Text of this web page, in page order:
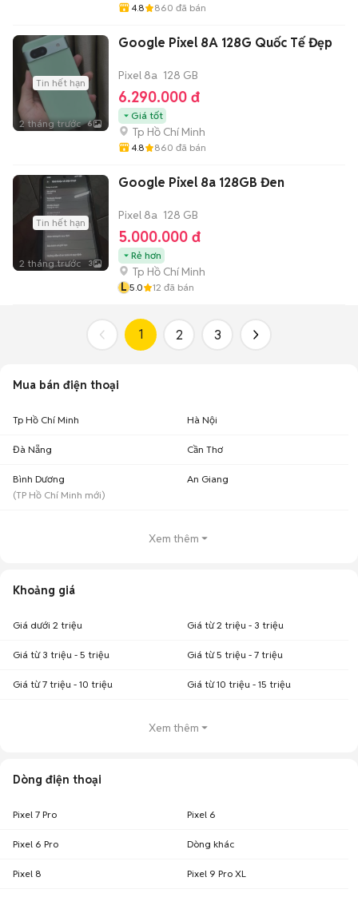
4.8 860 đã bán
Tin hết hạn
2 tháng trước 6
Google Pixel 8A 128G Quốc Tế Đẹp
Pixel 8a 128 GB
6.290.000 đ
Giá tốt
Tp Hồ Chí Minh
4.8 860 đã bán
Tin hết hạn
2 tháng trước 3
Google Pixel 8a 128GB Đen
Pixel 8a 128 GB
5.000.000 đ
Rẻ hơn
Tp Hồ Chí Minh
L 5.0 12 đã bán
1 2 3
Mua bán điện thoại
Tp Hồ Chí Minh Hà Nội
Đà Nẵng Cần Thơ
Bình Dương
(TP Hồ Chí Minh mới)
An Giang
Xem thêm
Khoảng giá
Giá dưới 2 triệu Giá từ 2 triệu - 3 triệu
Giá từ 3 triệu - 5 triệu Giá từ 5 triệu - 7 triệu
Giá từ 7 triệu - 10 triệu Giá từ 10 triệu - 15 triệu
Xem thêm
Dòng điện thoại
Pixel 7 Pro Pixel 6
Pixel 6 Pro Dòng khác
Pixel 8 Pixel 9 Pro XL